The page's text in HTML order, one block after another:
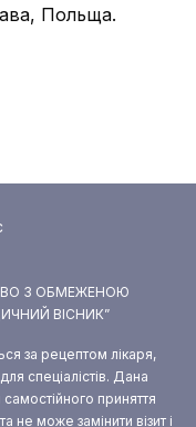
Польща.
З ОБМЕЖЕНОЮ
ВІСНИК”
за рецептом лікаря,
спеціалістів. Дана
приняття
не може замінити візит і